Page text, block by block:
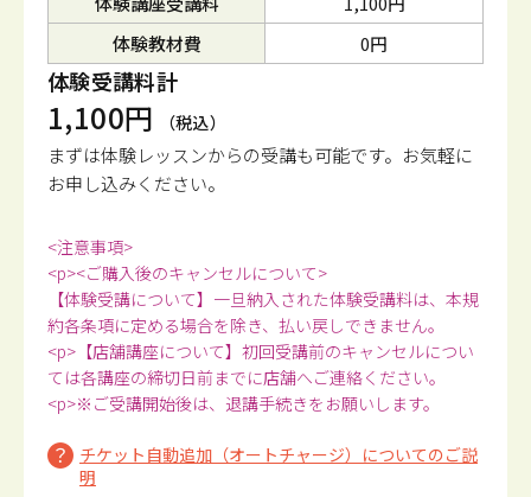
体験教材費
0円
体験受講料計
1,100円 （税込）
まずは体験レッスンからの受講も可能です。 お気軽に
お申し込みください。
<注意事項>
<p><ご購入後のキャンセルについて>
【体験受講について】一旦納入された体験受講料は、本規
約各条項に定める場合を除き、払い戻しできません。
<p>【店舗講座について】初回受講前のキャンセルについ
ては各講座の締切日前までに店舗へご連絡ください。
<p>※ご受講開始後は、退講手続きをお願いします。
チケット自動追加（オートチャージ）についてのご説
明